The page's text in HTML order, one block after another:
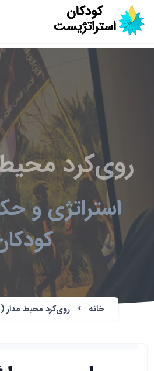
روی‌کرد محیط
استراتژی و
خانه روی‌کرد محیط مدار (1)